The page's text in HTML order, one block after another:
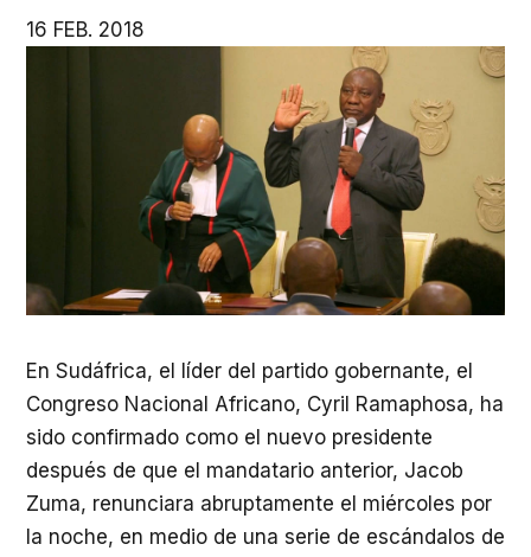
16 FEB. 2018
En Sudáfrica, el líder del partido gobernante, el
Congreso Nacional Africano, Cyril Ramaphosa, ha
sido confirmado como el nuevo presidente
después de que el mandatario anterior, Jacob
Zuma, renunciara abruptamente el miércoles por
la noche, en medio de una serie de escándalos de